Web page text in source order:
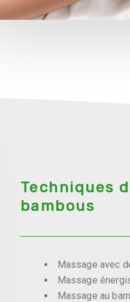
Techniques
bambous
Massage avec
Massage
Massage au